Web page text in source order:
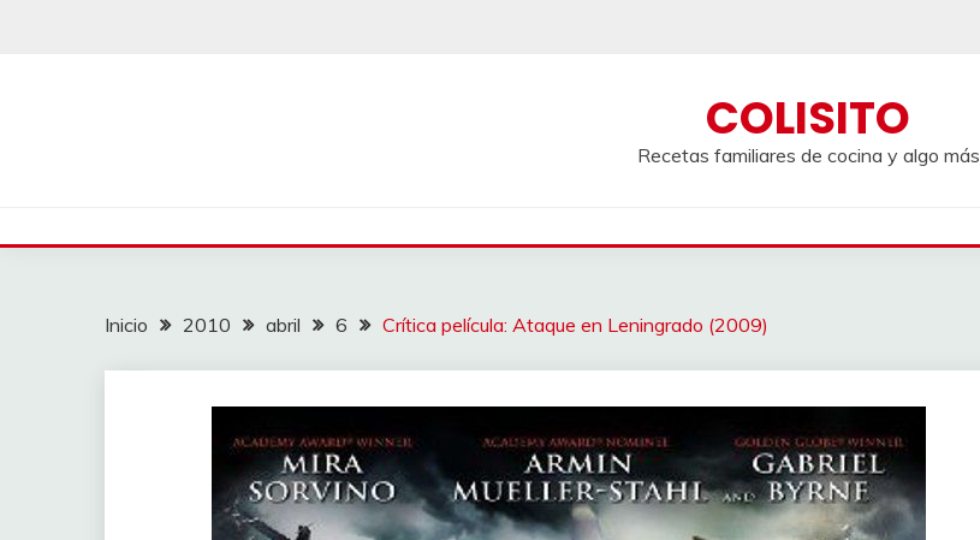
COLISITO
Recetas familiares de cocina y algo más
Inicio 2010 abril 6 Crítica película: Ataque en Leningrado (2009)